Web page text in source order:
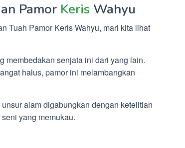
Pamor Keris Wahyu
Tuah Pamor Keris Wahyu, mari kita lihat
membedakan senjata ini dari yang lain.
halus, pamor ini melambangkan
alam digabungkan dengan ketelitian
yang memukau.